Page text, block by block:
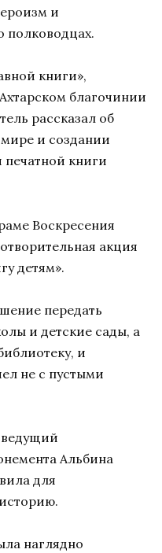
и
полководцах.
книги»,
благочинии
рассказал об
и создании
книги
Воскресения
акция
детям».
передать
и детские сады, а
и
не с пустыми
Альбина
для
наглядно